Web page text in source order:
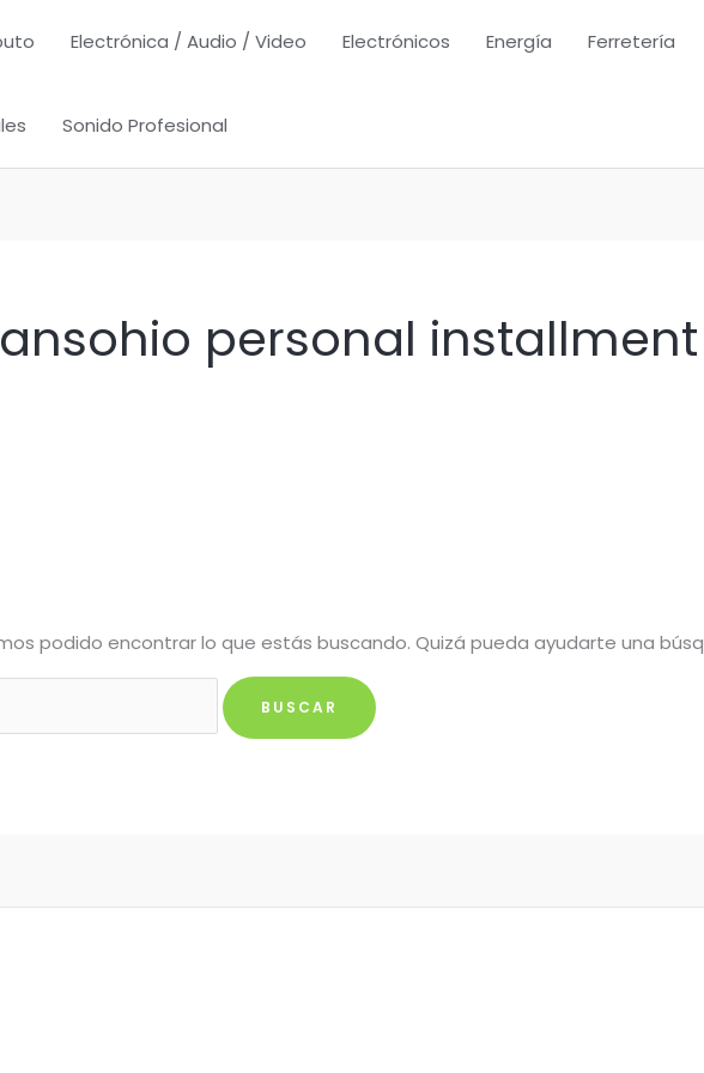
Electrónica / Audio / Video Electrónicos Energía Ferretería
Sonido Profesional
personal
podido encontrar lo que estás buscando. Quizá pueda ayudarte una